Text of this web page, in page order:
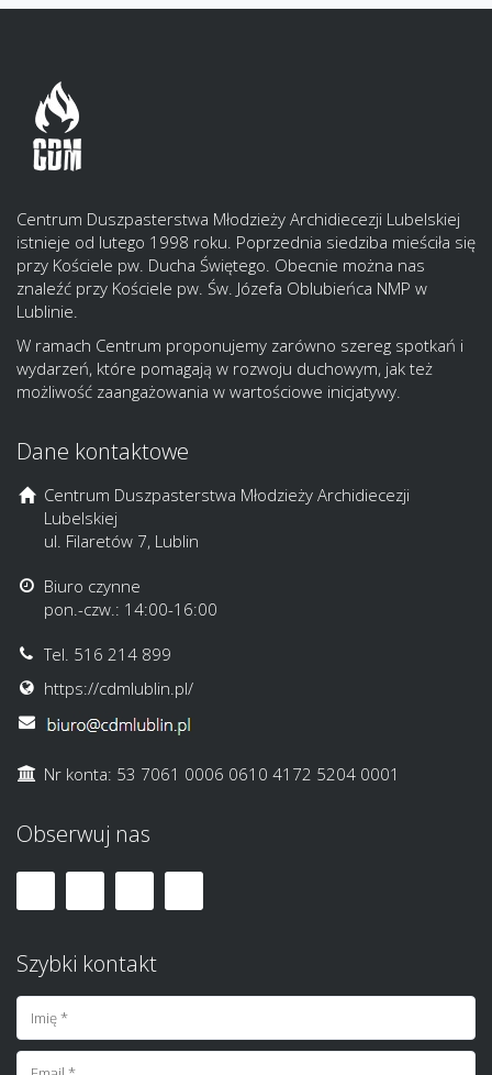
Centrum Duszpasterstwa Młodzieży Archidiecezji Lubelskiej
istnieje od lutego 1998 roku. Poprzednia siedziba mieściła się
przy Kościele pw. Ducha Świętego. Obecnie można nas
znaleźć przy Kościele pw. Św. Józefa Oblubieńca NMP w
Lublinie.
W ramach Centrum proponujemy zarówno szereg spotkań i
wydarzeń, które pomagają w rozwoju duchowym, jak też
możliwość zaangażowania w wartościowe inicjatywy.
Dane kontaktowe
Centrum Duszpasterstwa Młodzieży Archidiecezji
Lubelskiej
ul. Filaretów 7, Lublin
Biuro czynne
pon.-czw.: 14:00-16:00
Tel. 516 214 899
https://cdmlublin.pl/
Nr konta: 53 7061 0006 0610 4172 5204 0001
Obserwuj nas
Szybki kontakt